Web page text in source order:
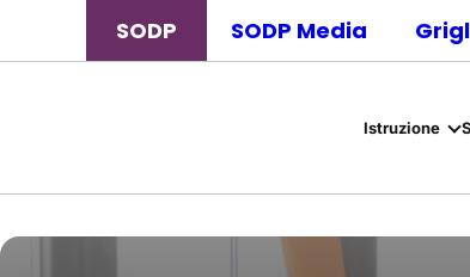
SODP SODP Media
Istruzione